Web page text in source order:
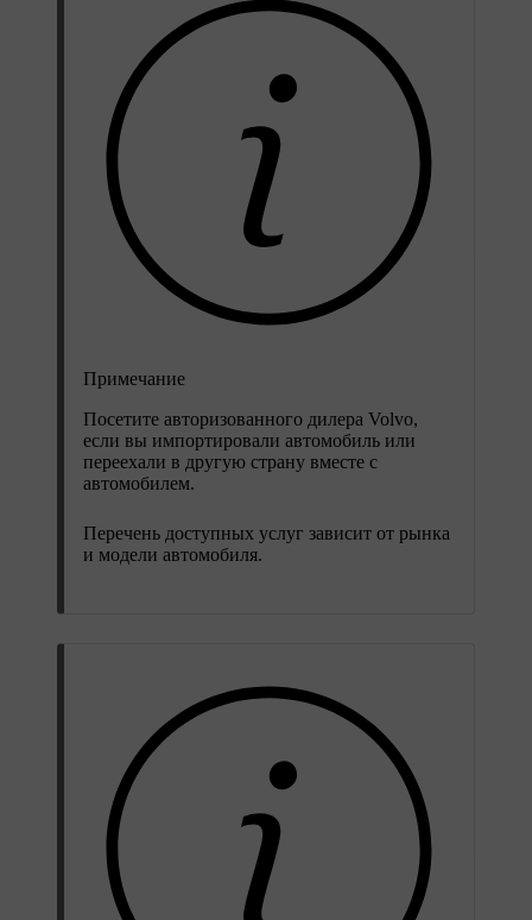
Примечание
Посетите авторизованного дилера Volvo,
если вы импортировали автомобиль или
переехали в другую страну вместе с
автомобилем.
Перечень доступных услуг зависит от рынка
и модели автомобиля.